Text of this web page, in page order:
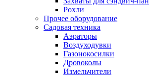
Рохли
Прочее оборудование
Садовая техника
Аэраторы
Воздуходувки
Газонокосилки
Дровоколы
Измельчители